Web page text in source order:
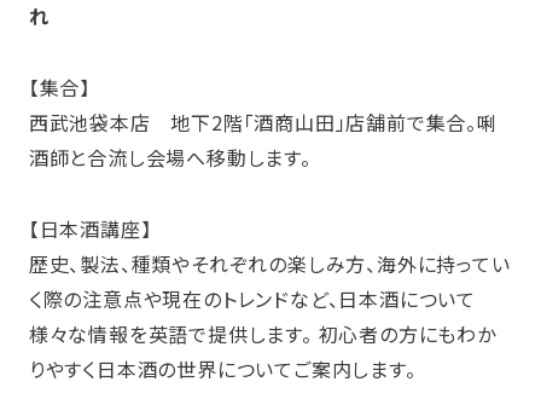
れ
【集合】
西武池袋本店 地下2階「酒商山田」店舗前で集合。唎
酒師と合流し会場へ移動します。
【日本酒講座】
歴史、製法、種類やそれぞれの楽しみ方、海外に持ってい
く際の注意点や現在のトレンドなど、日本酒について
様々な情報を英語で提供します。 初心者の方にもわか
りやすく日本酒の世界についてご案内します。